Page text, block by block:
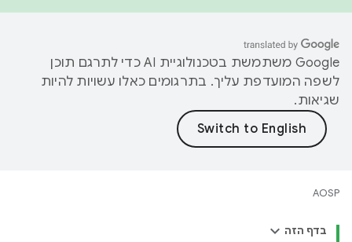
‫Google משתמשת בטכנולוגיית AI כדי לתרגם תוכן
לשפה המועדפת עליך. בתרגומים כאלו עשויות להיות
שגיאות.
AOSP
בדף הזה